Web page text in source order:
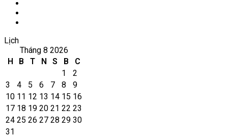
Lịch
Tháng 8 2026
H
B T N S B
C
1
2
3
4 5 6 7 8
9
10 11 12 13 14 15 16
17 18 19 20 21 22 23
24 25 26 27 28 29 30
31